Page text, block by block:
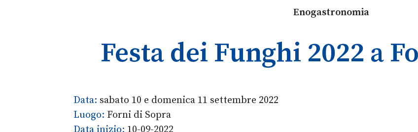
Enogastronomia
Festa dei Funghi 2022 a
Data: sabato 10 e domenica 11 settembre 2022
Luogo: Forni di Sopra